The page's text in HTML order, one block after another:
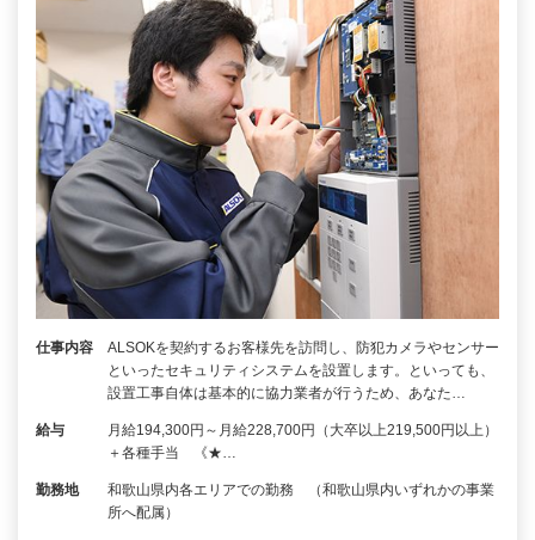
仕事内容
ALSOKを契約するお客様先を訪問し、防犯カメラやセンサー
といったセキュリティシステムを設置します。といっても、
設置工事自体は基本的に協力業者が行うため、あなた…
給与
月給194,300円～月給228,700円（大卒以上219,500円以上）
＋各種手当 《★…
勤務地
和歌山県内各エリアでの勤務 （和歌山県内いずれかの事業
所へ配属）